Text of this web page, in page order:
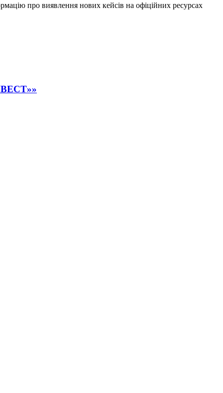
про виявлення нових кейсів на офіційних ресурсах